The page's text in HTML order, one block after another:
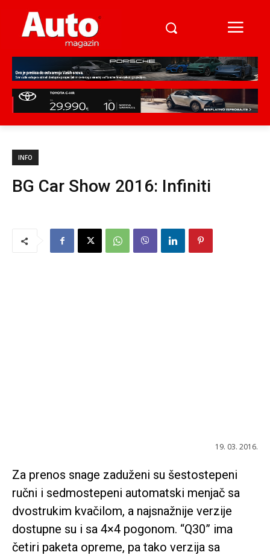
INFO
BG Car Show 2016: Infiniti
19. 03. 2016.
Za prenos snage zaduženi su šestostepeni
ručni i sedmostepeni automatski menjač sa
dvostrukim kvačilom, a najsnažnije verzije
dostupne su i sa 4×4 pogonom. “Q30” ima
četiri paketa opreme, pa tako verzija sa